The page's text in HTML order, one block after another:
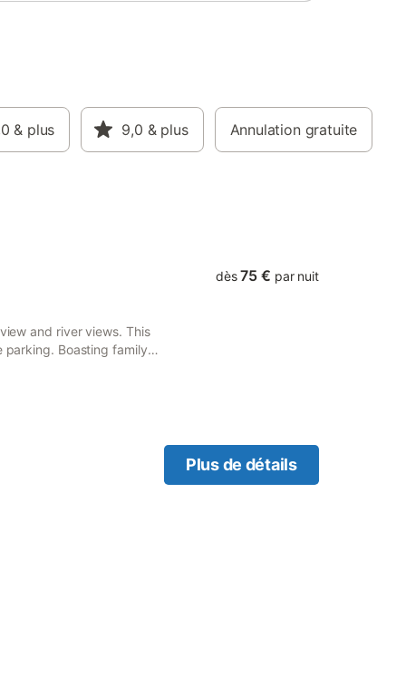
& plus 9,0 & plus Annulation gratuite
and river views. This
Boasting family
playground.
dès 75 € par nuit
Plus de détails